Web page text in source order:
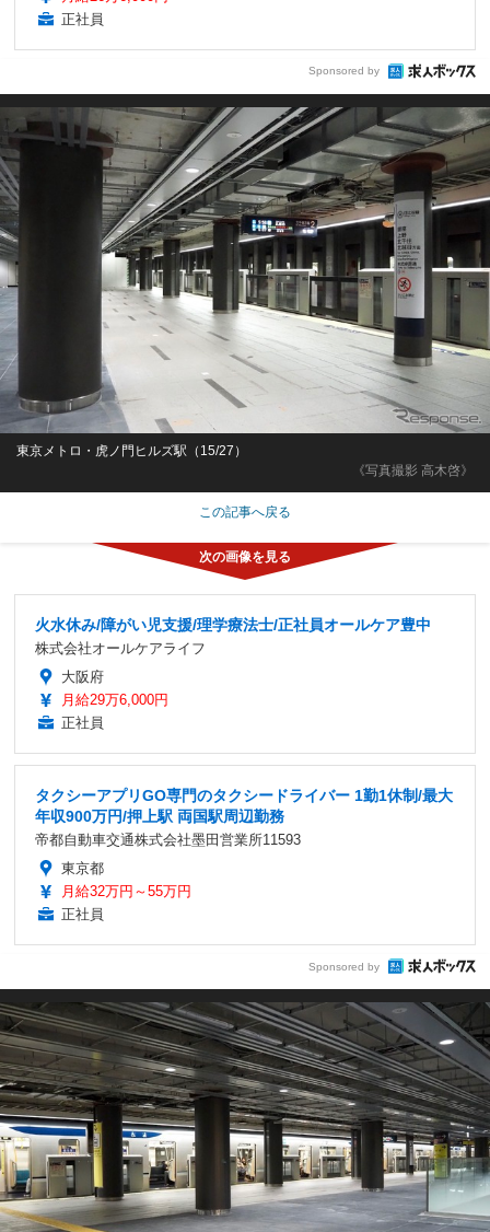
正社員
Sponsored by
《写真撮影 高木啓》
東京メトロ・虎ノ門ヒルズ駅（15/27）
この記事へ戻る
火水休み/障がい児支援/理学療法士/正社員オールケア豊中
株式会社オールケアライフ
大阪府
月給29万6,000円
正社員
タクシーアプリGO専門のタクシードライバー 1勤1休制/最大
年収900万円/押上駅 両国駅周辺勤務
帝都自動車交通株式会社墨田営業所11593
東京都
月給32万円～55万円
正社員
Sponsored by